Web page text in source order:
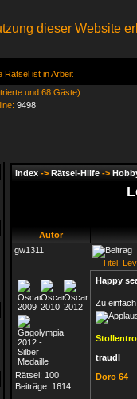
dieser Website
Rätsel ist in Arbeit
und 68 Gäste)
9498
Index -> Rätsel-Hilfe ->
Autor
gw1311
Titel:
Rätsel: 100
Beiträge: 1614
Happy
Zu einfach
traudl
Doro 64